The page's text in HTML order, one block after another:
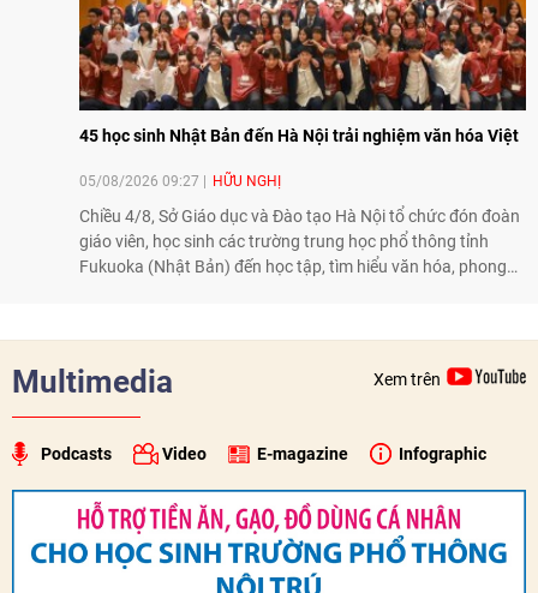
45 học sinh Nhật Bản đến Hà Nội trải nghiệm văn hóa Việt
05/08/2026 09:27 HỮU NGHỊ
Chiều 4/8, Sở Giáo dục và Đào tạo Hà Nội tổ chức đón đoàn
giáo viên, học sinh các trường trung học phổ thông tỉnh
Fukuoka (Nhật Bản) đến học tập, tìm hiểu văn hóa, phong
Multimedia Xem trên
Podcasts Video E-magazine Infographic